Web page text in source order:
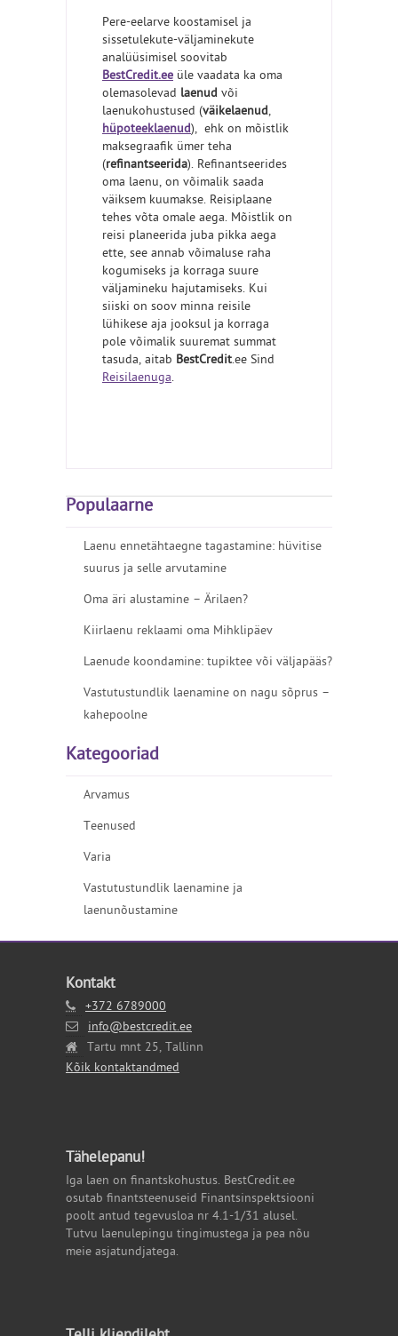
Pere-eelarve koostamisel ja
sissetulekute-väljaminekute
analüüsimisel soovitab
BestCredit.ee üle vaadata ka oma
olemasolevad laenud või
laenukohustused (väikelaenud,
hüpoteeklaenud), ehk on mõistlik
maksegraafik ümer teha
(refinantseerida). Refinantseerides
oma laenu, on võimalik saada
väiksem kuumakse. Reisiplaane
tehes võta omale aega. Mõistlik on
reisi planeerida juba pikka aega
ette, see annab võimaluse raha
kogumiseks ja korraga suure
väljamineku hajutamiseks. Kui
siiski on soov minna reisile
lühikese aja jooksul ja korraga
pole võimalik suuremat summat
tasuda, aitab BestCredit.ee Sind
Reisilaenuga.
Populaarne
Laenu ennetähtaegne tagastamine: hüvitise
suurus ja selle arvutamine
Oma äri alustamine – Ärilaen?
Kiirlaenu reklaami oma Mihklipäev
Laenude koondamine: tupiktee või väljapääs?
Vastutustundlik laenamine on nagu sõprus –
kahepoolne
Kategooriad
Arvamus
Teenused
Varia
Vastutustundlik laenamine ja
laenunõustamine
Kontakt
+372 6789000
info@bestcredit.ee
Tartu mnt 25, Tallinn
Kõik kontaktandmed
Tähelepanu!
Iga laen on finantskohustus. BestCredit.ee
osutab finantsteenuseid Finantsinspektsiooni
poolt antud tegevusloa nr 4.1-1/31 alusel.
Tutvu laenulepingu tingimustega ja pea nõu
meie asjatundjatega.